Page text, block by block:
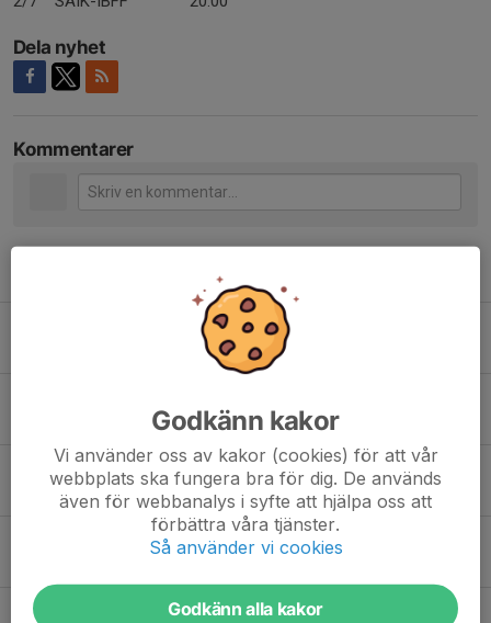
Dela nyhet
Kommentarer
26 jul, 15:35 0
Information Gothia
5 jul, 20:50
Betalning!
Vinnande nummer i fikalotteri!
Godkänn kakor
Vi använder oss av kakor (cookies) för att vår
webbplats ska fungera bra för dig. De används
även för webbanalys i syfte att hjälpa oss att
förbättra våra tjänster.
Så använder vi cookies
Godkänn alla kakor